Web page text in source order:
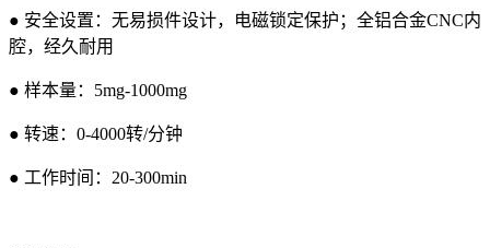
● 安全设置：无易损件设计，电磁锁定保护；全铝合金CNC内
腔，经久耐用
● 样本量：5mg-1000mg
● 转速：0-4000转/分钟
● 工作时间：20-300min